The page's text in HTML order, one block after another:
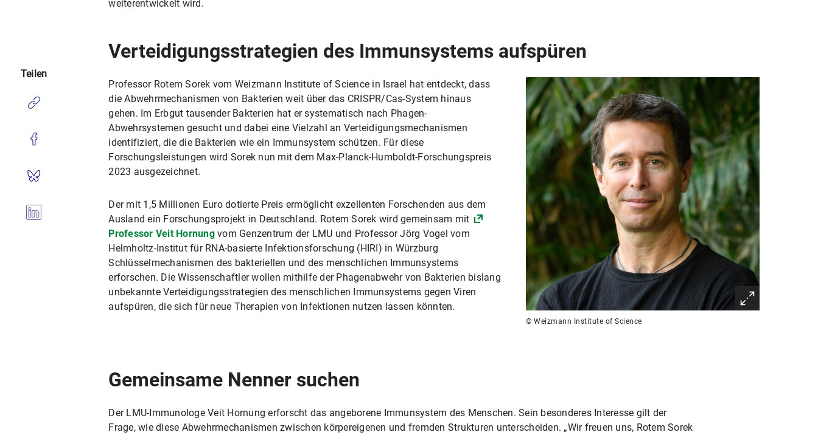
weiterentwickelt wird.
Verteidigungsstrategien des Immunsystems aufspüren
© Weizmann Institute of Science
Professor Rotem Sorek vom Weizmann Institute of Science in Israel hat entdeckt, dass
die Abwehrmechanismen von Bakterien weit über das CRISPR/Cas-System hinaus
gehen. Im Erbgut tausender Bakterien hat er systematisch nach Phagen-
Abwehrsystemen gesucht und dabei eine Vielzahl an Verteidigungsmechanismen
identifiziert, die die Bakterien wie ein Immunsystem schützen. Für diese
Forschungsleistungen wird Sorek nun mit dem Max-Planck-Humboldt-Forschungspreis
2023 ausgezeichnet.
Der mit 1,5 Millionen Euro dotierte Preis ermöglicht exzellenten Forschenden aus dem
Ausland ein Forschungsprojekt in Deutschland. Rotem Sorek wird gemeinsam mit
Professor Veit Hornungvom Genzentrum der LMU und Professor Jörg Vogel vom
Helmholtz-Institut für RNA-basierte Infektionsforschung (HIRI) in Würzburg
Schlüsselmechanismen des bakteriellen und des menschlichen Immunsystems
erforschen. Die Wissenschaftler wollen mithilfe der Phagenabwehr von Bakterien bislang
unbekannte Verteidigungsstrategien des menschlichen Immunsystems gegen Viren
aufspüren, die sich für neue Therapien von Infektionen nutzen lassen könnten.
Gemeinsame Nenner suchen
Der LMU-Immunologe Veit Hornung erforscht das angeborene Immunsystem des Menschen. Sein besonderes Interesse gilt der
Frage, wie diese Abwehrmechanismen zwischen körpereigenen und fremden Strukturen unterscheiden. „Wir freuen uns, Rotem Sorek
Teilen